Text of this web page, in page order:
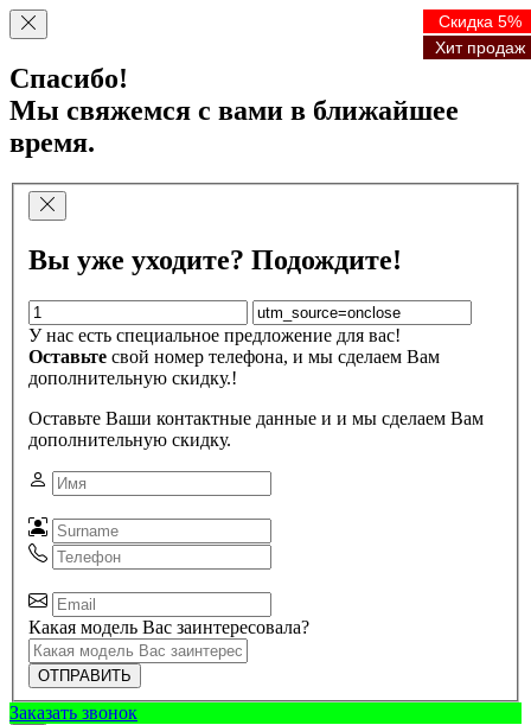
Спасибо!
Мы свяжемся с вами в ближайшее
время.
Вы уже уходите? Подождите!
У нас есть специальное предложение для вас!
Оставьте свой номер телефона, и мы сделаем Вам
дополнительную скидку.!
Оставьте Ваши контактные данные и и мы сделаем Вам
дополнительную скидку.
Какая модель Вас заинтересовала?
ОТПРАВИТЬ
Заказать звонок
Скидка 5%
Хит продаж
Скидка 5%
Хит продаж
Скидка 5%
Хит продаж
Скидка 5%
Хит продаж